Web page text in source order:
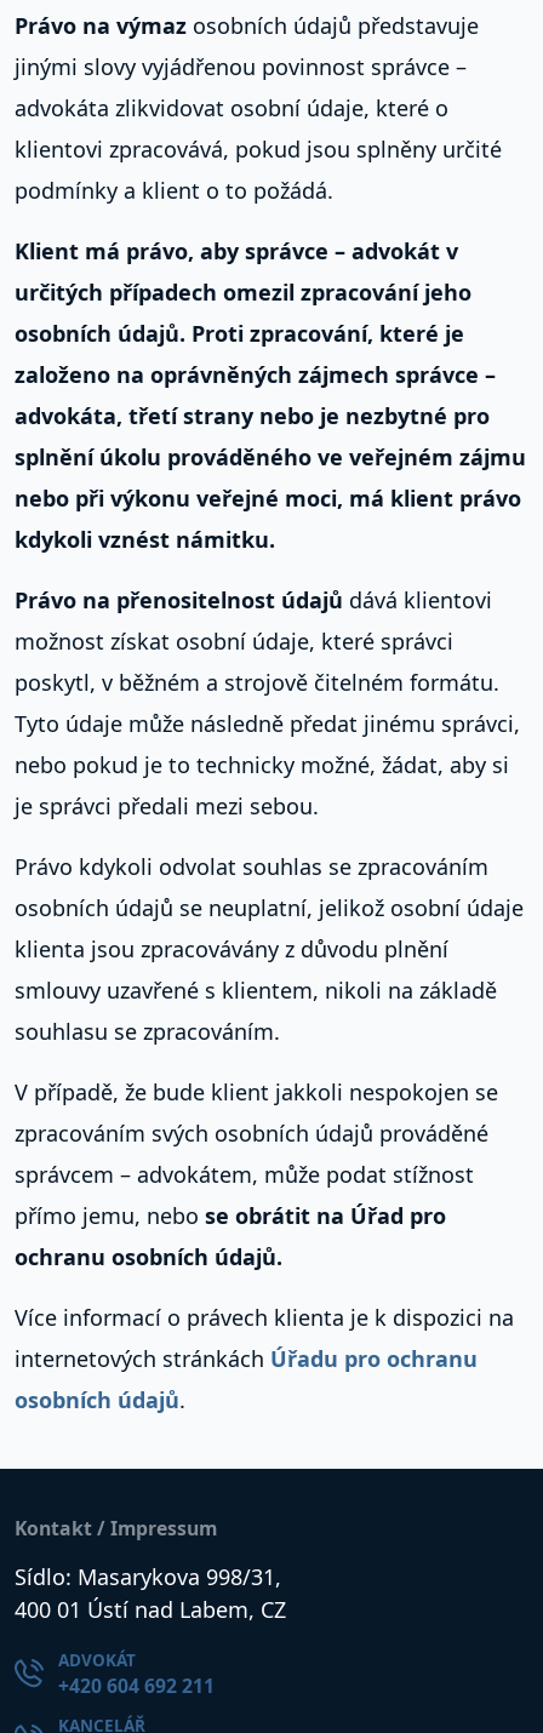
Právo na výmaz osobních údajů představuje
jinými slovy vyjádřenou povinnost správce –
advokáta zlikvidovat osobní údaje, které o
klientovi zpracovává, pokud jsou splněny určité
podmínky a klient o to požádá.
Klient má právo, aby správce – advokát v
určitých případech omezil zpracováníjeho
osobních údajů. Proti zpracování, které je
založeno na oprávněných zájmech správce –
advokáta, třetí strany nebo je nezbytné pro
splnění úkolu prováděného ve veřejném zájmu
nebo při výkonu veřejné moci, má klient právo
kdykoli vznést námitku.
Právo na přenositelnost údajů dává klientovi
možnost získat osobní údaje, které správci
poskytl, v běžném a strojově čitelném formátu.
Tyto údaje může následně předat jinému správci,
nebo pokud je to technicky možné, žádat, aby si
je správci předali mezi sebou.
Právo kdykoli odvolat souhlas se zpracováním
osobních údajů se neuplatní, jelikož osobní údaje
klienta jsou zpracovávány z důvodu plnění
smlouvy uzavřené s klientem, nikoli na základě
souhlasu se zpracováním.
V případě, že bude klient jakkoli nespokojen se
zpracováním svých osobních údajů prováděné
správcem – advokátem, může podat stížnost
přímo jemu, nebo se obrátit na Úřad pro
ochranu osobních údajů.
Více informací o právech klienta je k dispozici na
internetových stránkách Úřadu pro ochranu
osobních údajů.
Kontakt / Impressum
Sídlo: Masarykova 998/31,
400 01 Ústí nad Labem, CZ
ADVOKÁT
+420 604 692 211
KANCELÁŘ